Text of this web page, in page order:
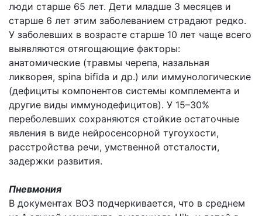
люди старше 65 лет. Дети младше 3 месяцев и
старше 6 лет этим заболеванием страдают редко.
У заболевших в возрасте старше 10 лет чаще всего
выявляются отягощающие факторы:
анатомические (травмы черепа, назальная
ликворея, spina bifida и др.) или иммунологические
(дефициты компонентов системы комплемента и
другие виды иммунодефицитов). У 15–30%
переболевших сохраняются стойкие остаточные
явления в виде нейросенсорной тугоухости,
расстройства речи, умственной отсталости,
задержки развития.
Пневмония
В документах ВОЗ подчеркивается, что в среднем